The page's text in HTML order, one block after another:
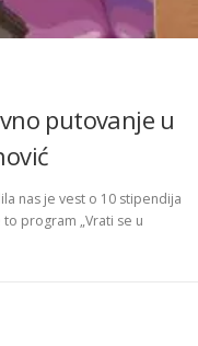
putovanje u
nas je vest o 10 stipendija
program „Vrati se u